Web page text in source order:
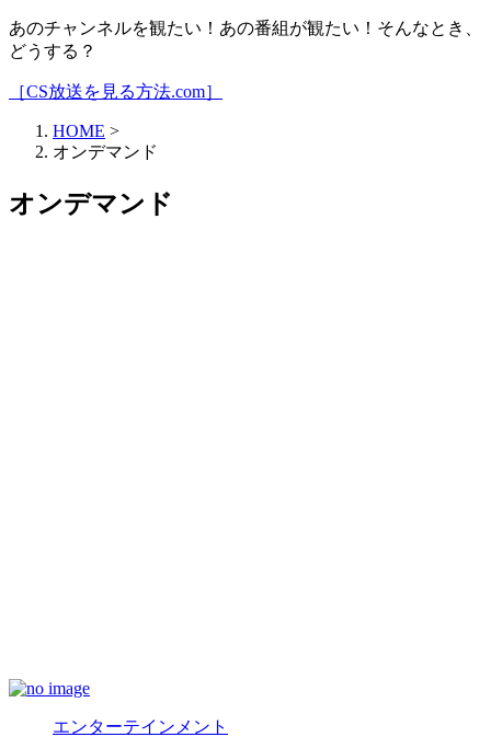
あのチャンネルを観たい！あの番組が観たい！そんなとき、
どうする？
［CS放送を見る方法.com］
HOME >
オンデマンド
オンデマンド
エンターテインメント